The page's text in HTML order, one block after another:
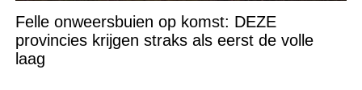
Felle onweersbuien op komst: DEZE
provincies krijgen straks als eerst de volle
laag